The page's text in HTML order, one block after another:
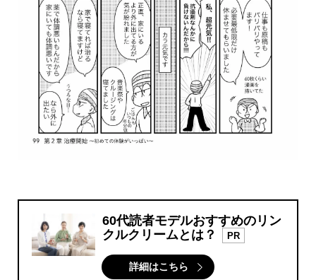
60代読者モデルおすすめのリン
クルクリームとは？
PR
詳細はこちら